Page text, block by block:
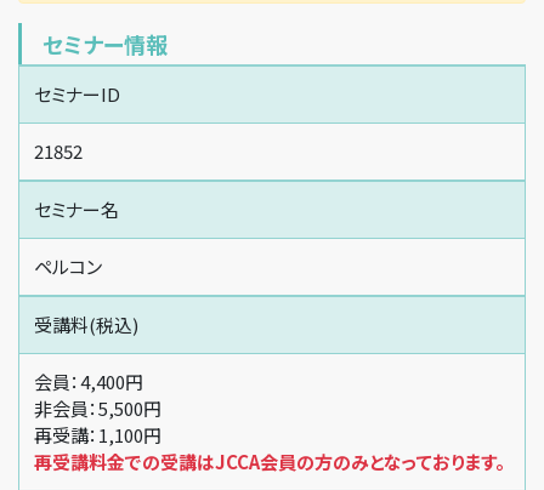
セミナー情報
セミナーID
21852
セミナー名
ペルコン
受講料(税込)
会員：4,400円
非会員：5,500円
再受講：1,100円
再受講料金での受講はJCCA会員の方のみとなっております。